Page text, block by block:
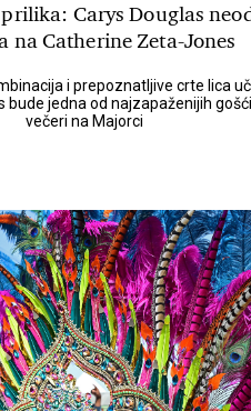
Carys Douglas
na Catherine Zeta-Jones
i prepoznatljive crte lica
bude jedna od najzapaženijih
večeri na Majorci